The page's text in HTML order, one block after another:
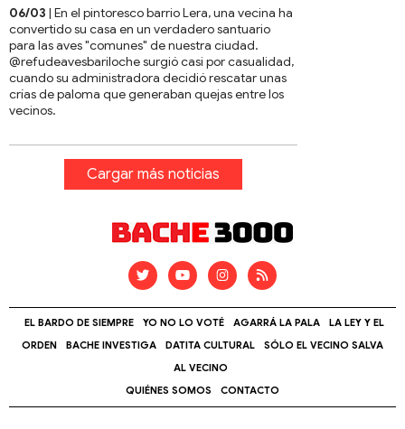
06/03 | En el pintoresco barrio Lera, una vecina ha
convertido su casa en un verdadero santuario
para las aves "comunes" de nuestra ciudad.
@refudeavesbariloche surgió casi por casualidad,
cuando su administradora decidió rescatar unas
crías de paloma que generaban quejas entre los
vecinos.
Cargar más noticias
EL BARDO DE SIEMPRE YO NO LO VOTÉ AGARRÁ LA PALA
LA LEY Y EL
ORDEN
BACHE INVESTIGA DATITA CULTURAL
SÓLO EL VECINO SALVA
AL VECINO
QUIÉNES SOMOS
CONTACTO